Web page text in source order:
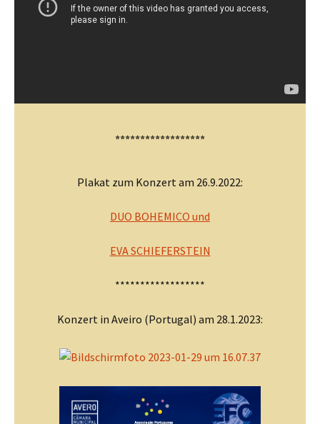
******************
Plakat zum Konzert am 26.9.2022:
DUO BOHEMICO und
EVA SCHIEFERSTEIN
******************
Konzert in Aveiro (Portugal) am 28.1.2023: